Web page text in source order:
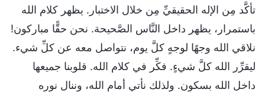
تأكَّد مِن الإله الحقيقيِّ مِن خلال الاختبار. يظهر كلام الله
باستمرار، يظهر داخل النَّاس الصَّحيحة. نحن حقًّا مباركون!
نلاقي الله وجهًا لوجهٍ كلَّ يوم، نتواصل معه عن كلِّ شيء.
ليقرِّر الله كلَّ شيءٍ. فكِّر في كلام الله. قلوبنا جميعها
داخل الله بسكون. ولذلك نأتي أمام الله، وننال نوره